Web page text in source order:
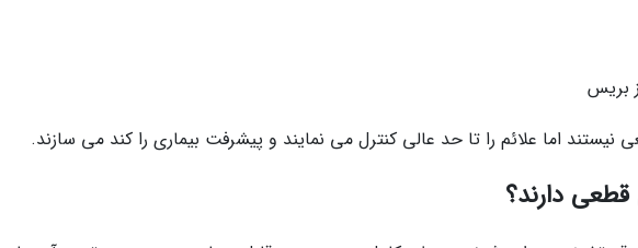
بریس
اما علائم را تا حد عالی کنترل می نمایند و پیشرفت بیماری را کند می سازند.
قطعی دارند؟